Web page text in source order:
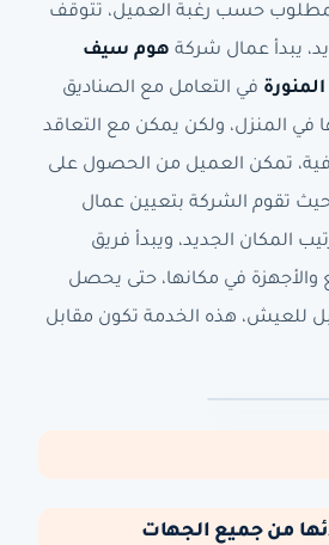
حسب رغبة العميل، تتوقف
يبدأ عمال شركة هوم سيف
في التعامل مع الصناديق
المنزل، ولكن يمكن مع التعاقد
تمكن العميل من الحصول على
تقوم الشركة بتعيين عمال
المكان الجديد، ويبدأ فريق
والأجهزة في مكانها، حتى يحصل
للعيش، هذه الخدمة تكون مقابل
من جميع الجهات